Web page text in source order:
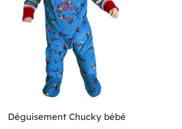
Déguisement Chucky bébé